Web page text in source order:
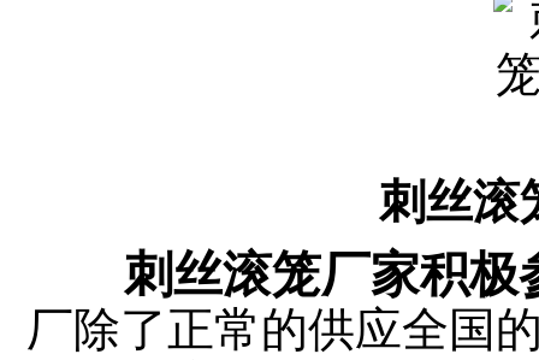
刺丝滚
刺丝滚笼厂家积极
厂除了正常的供应全国